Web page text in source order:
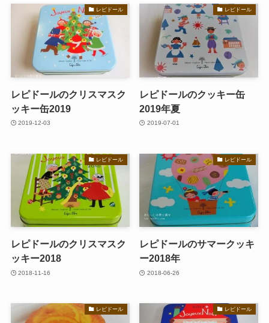
レピドール
レピドールのクリスマスク
ッキー缶2019
2019-12-03
レピドール
レピドールのクッキー缶
2019年夏
2019-07-01
レピドール
レピドールのクリスマスク
ッキー2018
2018-11-16
レピドール
レピドールのサマークッキ
ー2018年
2018-06-26
レピドール レピドール